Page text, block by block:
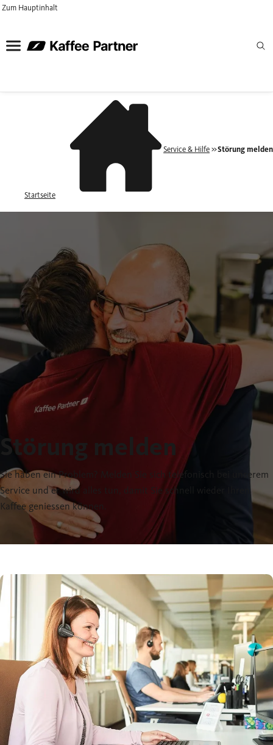
Zum Hauptinhalt
Startseite
Service & Hilfe Störung melden
Störung melden
Sie haben ein Problem? Melden Sie sich telefonisch bei unserem
Service und er wird alles tun, damit Sie schnell wieder Ihren
Kaffee geniessen können.